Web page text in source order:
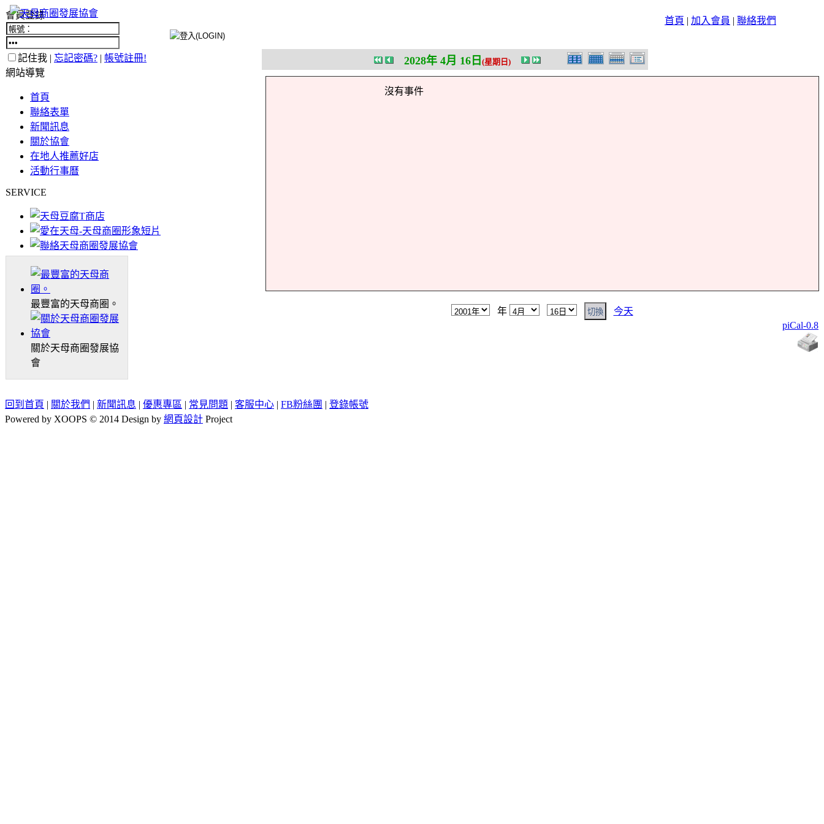
首頁 | 加入會員 | 聯絡我們
會員登錄
記住我 | 忘記密碼? | 帳號註冊!
網站導覽
首頁
聯絡表單
新聞訊息
關於協會
在地人推薦好店
活動行事曆
SERVICE
最豐富的天母商圈。
關於天母商圈發展協
會
2028年 4月 16日 (星期日)
沒有事件
年
今天
piCal-0.8
回到首頁 | 關於我們 | 新聞訊息 | 優惠專區 | 常見問題 | 客服中心 | FB粉絲團 | 登錄帳號
Powered by XOOPS © 2014 Design by 網頁設計 Project